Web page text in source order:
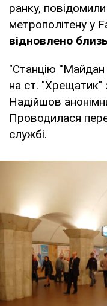
ранку, повідомили
метрополітену у
відновлено
"Станцію ''Майдан
на ст. "Хрещатик"
Надійшов
Проводилася
службі.